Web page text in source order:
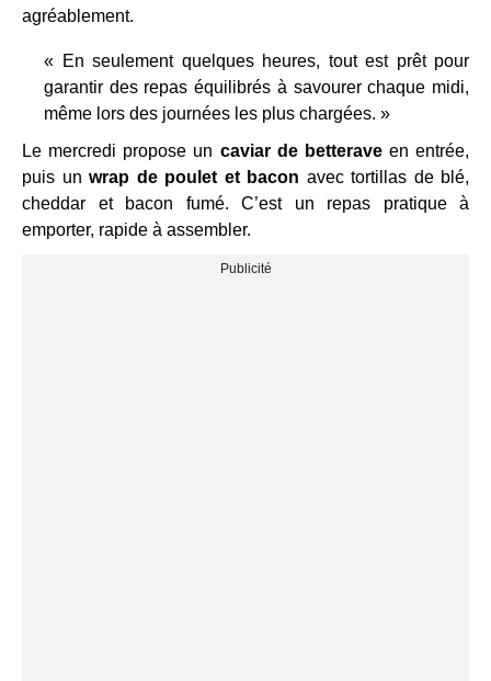
agréablement.
« En seulement quelques heures, tout est prêt pour
garantir des repas équilibrés à savourer chaque midi,
même lors des journées les plus chargées. »
Le mercredi propose un caviar de betteraveen entrée,
puis un wrap de poulet et bacon avec tortillas de blé,
cheddar et bacon fumé. C’est un repas pratique à
emporter, rapide à assembler.